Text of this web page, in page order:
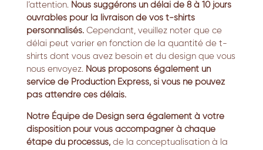
l’attention.Nous suggérons un délai de 8 à 10 jours
ouvrables pour la livraison de vos t-shirts
personnalisés.Cependant,veuillez noter que ce
délai peut varier en fonction de la quantité de t-
shirts dont vous avez besoin et du design que vous
nous envoyez.Nous proposons également un
service de Production Express, si vous ne pouvez
pas attendre ces délais.
Notre Équipe de Design sera également à votre
disposition pour vous accompagner à chaque
étape du processus,de la conceptualisation à la